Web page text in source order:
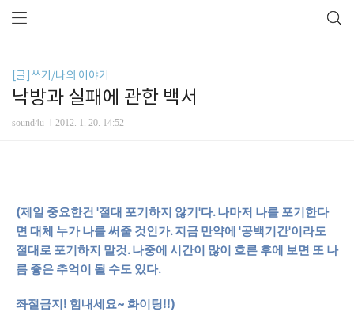
[글]쓰기/나의 이야기
낙방과 실패에 관한 백서
sound4u 2012. 1. 20. 14:52
(제일 중요한건 '절대 포기하지 않기'다. 나마저 나를 포기한다
면 대체 누가 나를 써줄 것인가. 지금 만약에 '공백기간'이라도
절대로 포기하지 말것. 나중에 시간이 많이 흐른 후에 보면 또 나
름 좋은 추억이 될 수도 있다.
좌절금지! 힘내세요~ 화이팅!!)